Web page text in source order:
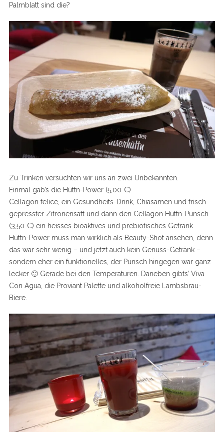
Palmblatt sind die?
Zu Trinken versuchten wir uns an zwei Unbekannten.
Einmal gab’s die Hüttn-Power (5,00 €)
Cellagon felice, ein Gesundheits-Drink, Chiasamen und frisch
gepresster Zitronensaft und dann den Cellagon Hüttn-Punsch
(3,50 €) ein heisses bioaktives und prebiotisches Getränk.
Hüttn-Power muss man wirklich als Beauty-Shot ansehen, denn
das war sehr wenig – und jetzt auch kein Genuss-Getränk –
sondern eher ein funktionelles, der Punsch hingegen war ganz
lecker 🙂 Gerade bei den Temperaturen. Daneben gibts’ Viva
Con Agua, die Proviant Palette und alkoholfreie Lambsbrau-
Biere.